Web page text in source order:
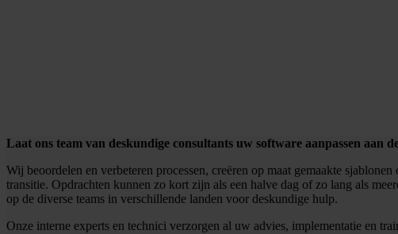
Laat ons team van deskundige consultants uw software aanpassen aan
Wij beoordelen en verbeteren processen, creëren op maat gemaakte
transitie. Opdrachten kunnen zo kort zijn als een halve dag of zo lang als
op de diverse teams in verschillende landen voor deskundige hulp.
Onze interne experts en technici verzorgen al uw advies, implementatie en